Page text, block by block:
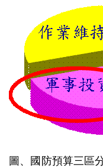
圖、國防預算三區